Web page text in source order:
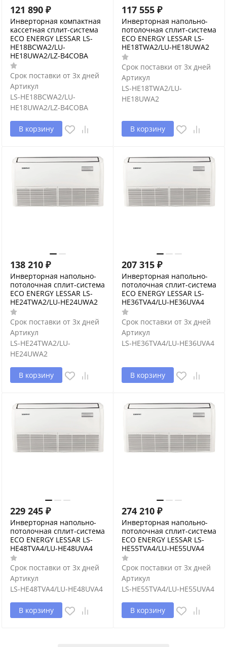
121 890 ₽
Инверторная компактная
кассетная сплит-система
ECO ENERGY LESSAR LS-
HE18BCWA2/LU-
HE18UWA2/LZ-B4COBA
Срок поставки от 3х дней
Артикул
LS-HE18BCWA2/LU-
HE18UWA2/LZ-B4COBA
В корзину
117 555 ₽
Инверторная напольно-
потолочная сплит-система
ECO ENERGY LESSAR LS-
HE18TWA2/LU-HE18UWA2
Срок поставки от 3х дней
Артикул
LS-HE18TWA2/LU-
HE18UWA2
В корзину
138 210 ₽
Инверторная напольно-
потолочная сплит-система
ECO ENERGY LESSAR LS-
HE24TWA2/LU-HE24UWA2
Срок поставки от 3х дней
Артикул
LS-HE24TWA2/LU-
HE24UWA2
В корзину
207 315 ₽
Инверторная напольно-
потолочная сплит-система
ECO ENERGY LESSAR LS-
HE36TVA4/LU-HE36UVA4
Срок поставки от 3х дней
Артикул
LS-HE36TVA4/LU-HE36UVA4
В корзину
229 245 ₽
Инверторная напольно-
потолочная сплит-система
ECO ENERGY LESSAR LS-
HE48TVA4/LU-HE48UVA4
Срок поставки от 3х дней
Артикул
LS-HE48TVA4/LU-HE48UVA4
В корзину
274 210 ₽
Инверторная напольно-
потолочная сплит-система
ECO ENERGY LESSAR LS-
HE55TVA4/LU-HE55UVA4
Срок поставки от 3х дней
Артикул
LS-HE55TVA4/LU-HE55UVA4
В корзину